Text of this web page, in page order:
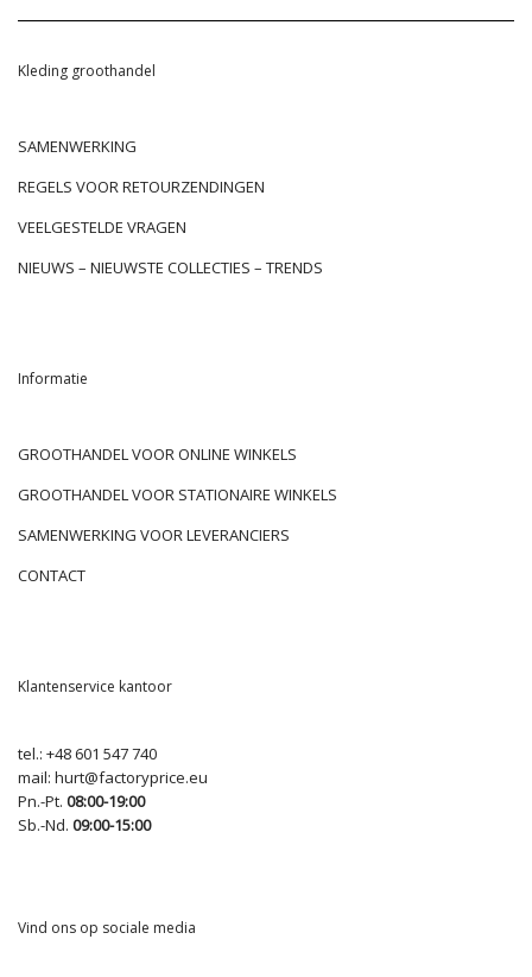
Kleding groothandel
SAMENWERKING
REGELS VOOR RETOURZENDINGEN
VEELGESTELDE VRAGEN
NIEUWS – NIEUWSTE COLLECTIES – TRENDS
Informatie
GROOTHANDEL VOOR ONLINE WINKELS
GROOTHANDEL VOOR STATIONAIRE WINKELS
SAMENWERKING VOOR LEVERANCIERS
CONTACT
Klantenservice kantoor
tel.: +48 601 547 740
mail: hurt@factoryprice.eu
Pn.-Pt. 08:00-19:00
Sb.-Nd. 09:00-15:00
Vind ons op sociale media